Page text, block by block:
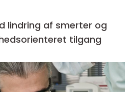
tilgang